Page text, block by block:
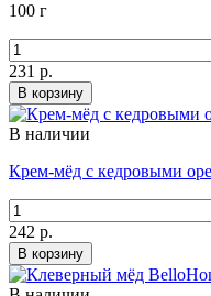
100 г
231 р.
В корзину
В наличии
Крем-мёд с кедровыми
242 р.
В корзину